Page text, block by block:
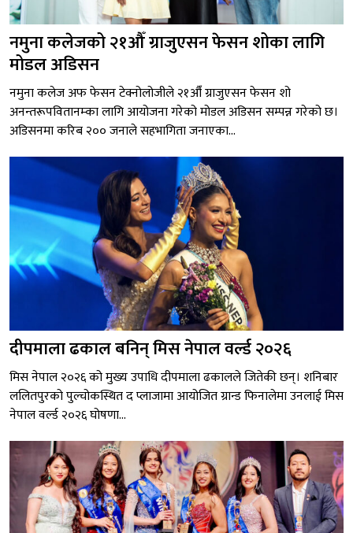
नमुना कलेजको २१औँ ग्राजुएसन फेसन शोका लागि
मोडल अडिसन
नमुना कलेज अफ फेसन टेक्नोलोजीले २१औँ ग्राजुएसन फेसन शो
अनन्तरूपवितानम्का लागि आयोजना गरेको मोडल अडिसन सम्पन्न गरेको छ।
अडिसनमा करिब २०० जनाले सहभागिता जनाएका...
दीपमाला ढकाल बनिन् मिस नेपाल वर्ल्ड २०२६
मिस नेपाल २०२६ को मुख्य उपाधि दीपमाला ढकालले जितेकी छन्। शनिबार
ललितपुरको पुल्चोकस्थित द प्लाजामा आयोजित ग्रान्ड फिनालेमा उनलाई मिस
नेपाल वर्ल्ड २०२६ घोषणा...